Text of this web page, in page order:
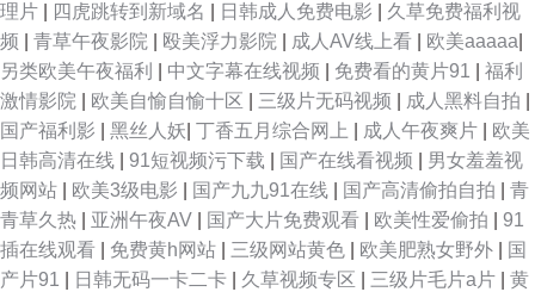
理片
四虎跳转到新域名 日韩成人免费电影
久草免费福利视
频
青草午夜影院 殴美浮力影院 成人AV线上看 欧美aaaaa
另类欧美午夜福利
中文字幕在线视频 免费看的黄片91
福利
激情影院
欧美自愉自愉十区 三级片无码视频 成人黑料自拍
国产福利影
黑丝人妖 丁香五月综合网上 成人午夜爽片
欧美
日韩高清在线
91短视频污下载 国产在线看视频
男女羞羞视
频网站
欧美3级电影 国产九九91在线 国产高清偷拍自拍
青
青草久热
亚洲午夜AV 国产大片免费观看 欧美性爱偷拍
91
插在线观看
免费黄h网站 三级网站黄色 欧美肥熟女野外
国
产片91
日韩无码一卡二卡 久草视频专区 三级片毛片a片
黄